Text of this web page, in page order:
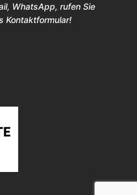
WhatsApp, rufen Sie
Kontaktformular!